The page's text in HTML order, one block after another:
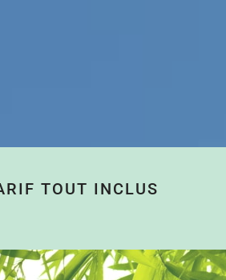
TOUT INCLUS